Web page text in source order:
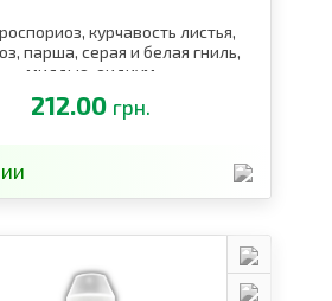
курчавость листья,
парша, серая и белая гниль,
милдью, оидиум
212.00 грн.